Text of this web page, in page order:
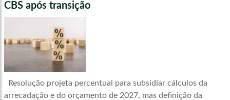
CBS após transição
Resolução projeta percentual para subsidiar cálculos da
arrecadação e do orçamento de 2027, mas definição da